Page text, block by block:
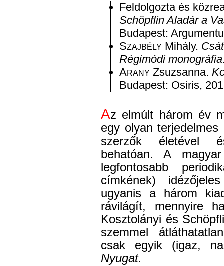
Feldolgozta és
Schöpflin Aladár a
Budapest:
Szajbély Mihály.
Régimódi monográfia
Arany Zsuzsanna.
Budapest: Osiris,
Az elmúlt három év
egy olyan terjedelmes
szerzők életével
behatóan. A
legfontosabb
címkének)
ugyanis a három
rávilágít, mennyire
Kosztolányi és
szemmel
csak egyik (igaz,
Nyugat.